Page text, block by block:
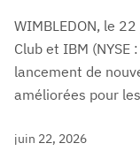
WIMBLEDON, le
Club et IBM (NYSE
lancement de
améliorées pour
juin 22, 2026